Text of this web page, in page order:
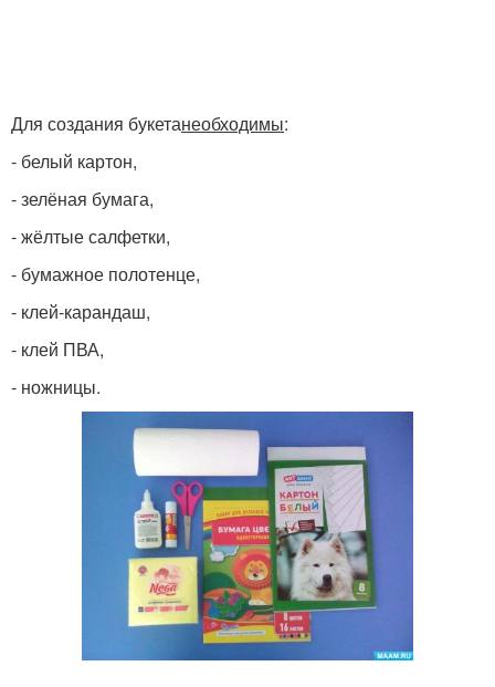
Для создания букетанеобходимы:
- белый картон,
- зелёная бумага,
- жёлтые салфетки,
- бумажное полотенце,
- клей-карандаш,
- клей ПВА,
- ножницы.